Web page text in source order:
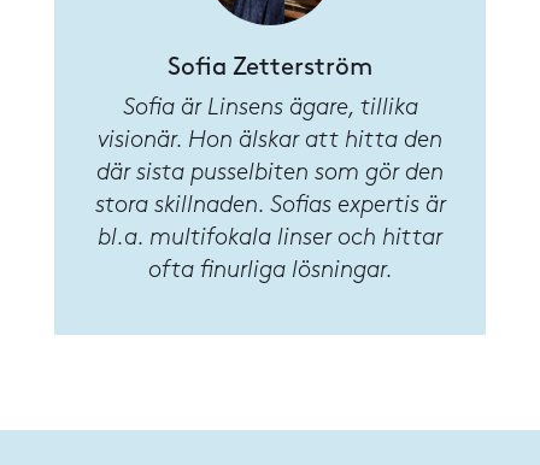
Sofia Zetterström
Sofia är Linsens ägare, tillika
visionär. Hon älskar att hitta den
där sista pusselbiten som gör den
stora skillnaden. Sofias expertis är
bl.a. multifokala linser och hittar
ofta finurliga lösningar.